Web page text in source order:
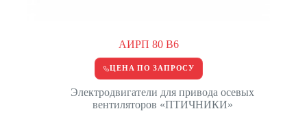
АИРП 80 В6
ЦЕНА ПО ЗАПРОСУ
Электродвигатели для привода осевых
вентиляторов «ПТИЧНИКИ»